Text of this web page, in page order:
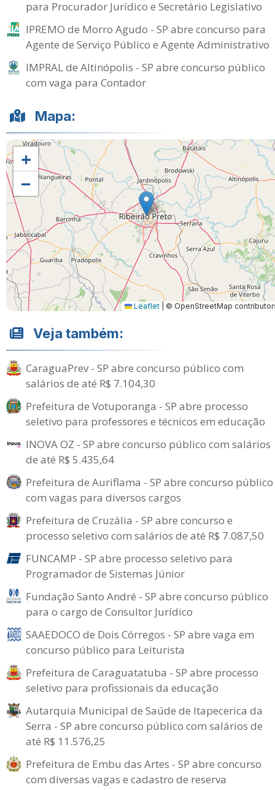
para Procurador Jurídico e Secretário Legislativo
IPREMO de Morro Agudo - SP abre concurso para
Agente de Serviço Público e Agente Administrativo
IMPRAL de Altinópolis - SP abre concurso público
com vaga para Contador
Mapa:
+
−
Leaflet © OpenStreetMap
Veja também:
CaraguaPrev - SP abre concurso público com
salários de até R$ 7.104,30
Prefeitura de Votuporanga - SP abre processo
seletivo para professores e técnicos em educação
INOVA OZ - SP abre concurso público com salários
de até R$ 5.435,64
Prefeitura de Auriflama - SP abre concurso público
com vagas para diversos cargos
Prefeitura de Cruzália - SP abre concurso e
processo seletivo com salários de até R$ 7.087,50
FUNCAMP - SP abre processo seletivo para
Programador de Sistemas Júnior
Fundação Santo André - SP abre concurso público
para o cargo de Consultor Jurídico
SAAEDOCO de Dois Córregos - SP abre vaga em
concurso público para Leiturista
Prefeitura de Caraguatatuba - SP abre processo
seletivo para profissionais da educação
Autarquia Municipal de Saúde de Itapecerica da
Serra - SP abre concurso público com salários de
até R$ 11.576,25
Prefeitura de Embu das Artes - SP abre concurso
com diversas vagas e cadastro de reserva